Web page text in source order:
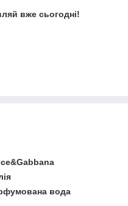
вже сьогодні!
вода